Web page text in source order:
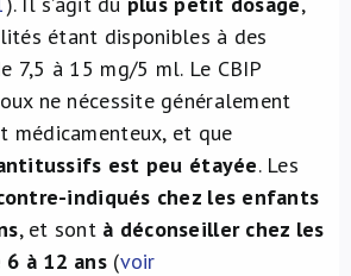
étant disponibles à des
7,5 à 15 mg/5 ml. Le CBIP
ne nécessite généralement
médicamenteux, et que
est peu étayée. Les
indiqués chez les enfants
, et sont à déconseiller chez les
à 12 ans (voir